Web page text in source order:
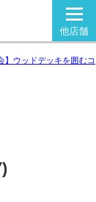
他店舗
】ウッドデッキを囲むコ